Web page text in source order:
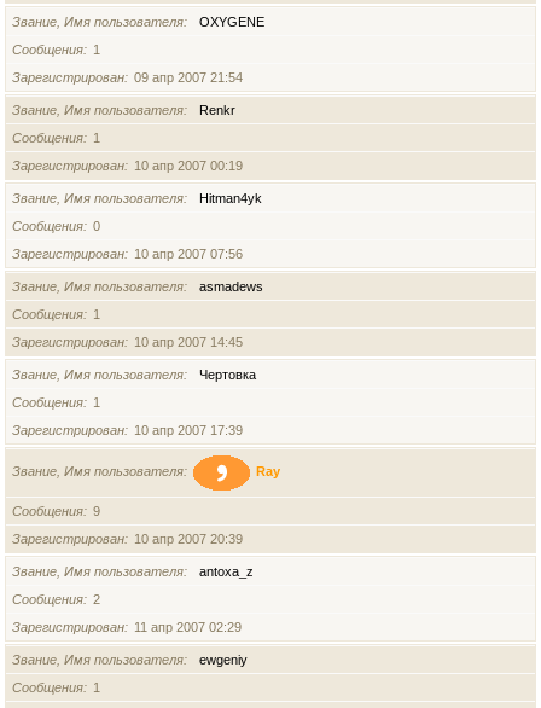
Звание, Имя пользователя
OXYGENE
Сообщения
1
Зарегистрирован
09 апр 2007 21:54
Звание, Имя пользователя
Renkr
Сообщения
1
Зарегистрирован
10 апр 2007 00:19
Звание, Имя пользователя
Hitman4yk
Сообщения
0
Зарегистрирован
10 апр 2007 07:56
Звание, Имя пользователя
asmadews
Сообщения
1
Зарегистрирован
10 апр 2007 14:45
Звание, Имя пользователя
Чертовка
Сообщения
1
Зарегистрирован
10 апр 2007 17:39
Звание, Имя пользователя Ray
Сообщения
9
Зарегистрирован
10 апр 2007 20:39
Звание, Имя пользователя
antoxa_z
Сообщения
2
Зарегистрирован
11 апр 2007 02:29
Звание, Имя пользователя
ewgeniy
Сообщения
1